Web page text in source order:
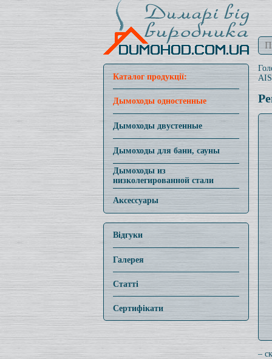
Каталог продукції:
Дымоходы одностенные
Дымоходы двустенные
Дымоходы для бани, сауны
Дымоходы из
низколегированной стали
Аксессуары
Відгуки
Галерея
Статті
Сертифікати
–